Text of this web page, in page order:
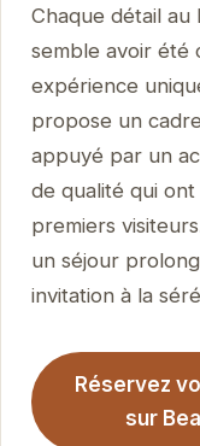
Chaque détail au
semble avoir été
expérience
propose un
appuyé par un
de qualité qui
premiers
un séjour
invitation à la
Réservez
sur